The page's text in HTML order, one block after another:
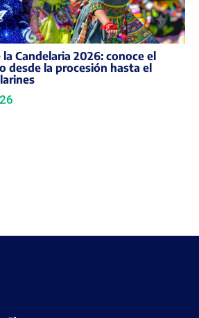
Candelaria 2026: conoce el
desde la procesión hasta el